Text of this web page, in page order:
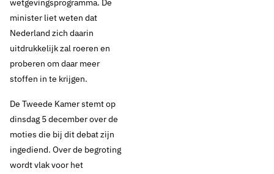
wetgevingsprogramma. De
minister liet weten dat
Nederland zich daarin
uitdrukkelijk zal roeren en
proberen om daar meer
stoffen in te krijgen.
De Tweede Kamer stemt op
dinsdag 5 december over de
moties die bij dit debat zijn
ingediend. Over de begroting
wordt vlak voor het